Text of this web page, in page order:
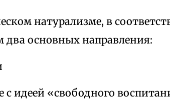
натурализме, в
основных направления:
с идеей «свободного